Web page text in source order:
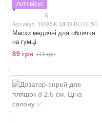
Антивірус
6
Артикул: 1MASK.MED.BLUE.50
Маски медичні для обличчя
на гумці
89 грн 111 грн